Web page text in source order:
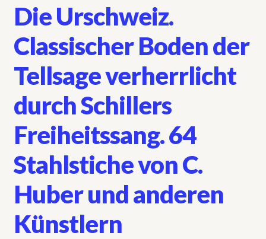
Die Urschweiz.
Classischer Boden der
Tellsage verherrlicht
durch Schillers
Freiheitssang. 64
Stahlstiche von C.
Huber und anderen
Künstlern